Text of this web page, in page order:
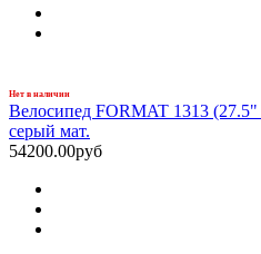
Нет в наличии
Велосипед FORMAT 1313 (27.5"
серый мат.
54200.00руб